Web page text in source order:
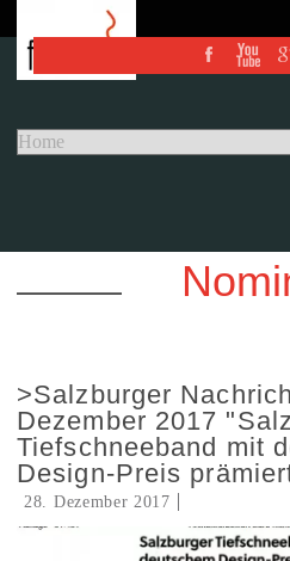
>Salzburger
Dezember 2017
Tiefschneeband mit
Design-Preis
28. Dezember 2017